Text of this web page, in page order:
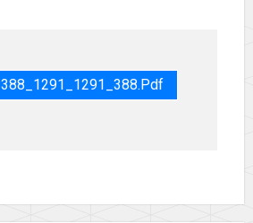
388_1291_1291_388.pdf